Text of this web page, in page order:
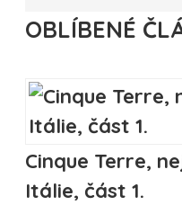
OBLÍBENÉ
Cinque Terre,
Itálie, část 1.